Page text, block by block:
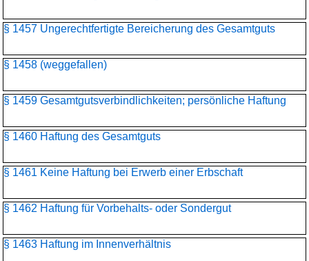
§ 1457 Ungerechtfertigte Bereicherung des Gesamtguts
§ 1458 (weggefallen)
§ 1459 Gesamtgutsverbindlichkeiten; persönliche Haftung
§ 1460 Haftung des Gesamtguts
§ 1461 Keine Haftung bei Erwerb einer Erbschaft
§ 1462 Haftung für Vorbehalts- oder Sondergut
§ 1463 Haftung im Innenverhältnis